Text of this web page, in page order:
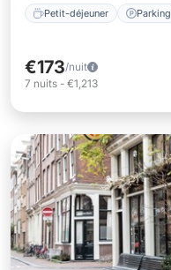
Petit-déjeuner Parking
€173/nuit
7 nuits - €1,213